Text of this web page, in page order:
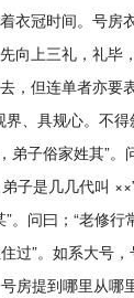
冠时间。号
上三礼，礼毕
但连单者亦要
、具规心。不
子俗家姓其”
子是几几代叫
问曰；“老修
过”。如系大
房提到哪里从